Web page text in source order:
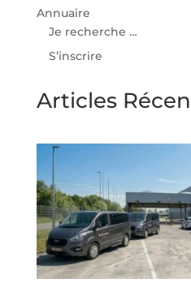
Annuaire
Je recherche …
S’inscrire
Articles